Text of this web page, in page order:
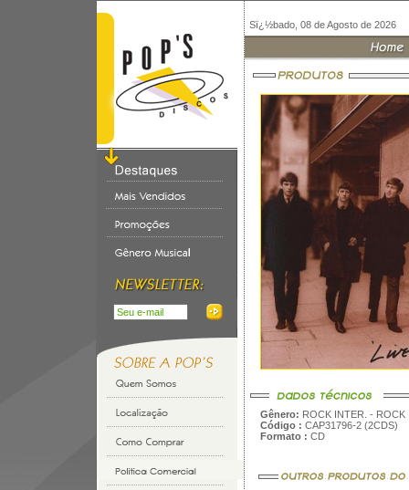
Sï¿½bado, 08 de Agosto de 2026
Gênero: ROCK INTER. - ROCK
Código : CAP31796-2 (2CDS)
Formato : CD